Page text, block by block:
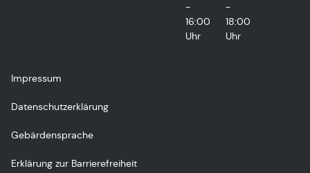
-
16:00
Uhr
-
18:00
Uhr
Impressum
Datenschutzerklärung
Gebärdensprache
Erklärung zur Barrierefreiheit